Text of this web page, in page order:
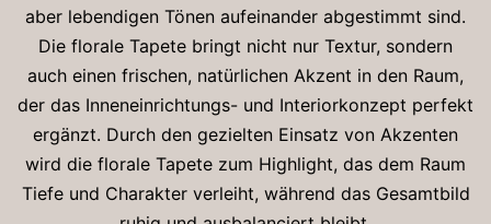
aber lebendigen Tönen aufeinander abgestimmt sind.
Die florale Tapete bringt nicht nur Textur, sondern
auch einen frischen, natürlichen Akzent in den Raum,
der das Inneneinrichtungs- und Interiorkonzept perfekt
ergänzt. Durch den gezielten Einsatz von Akzenten
wird die florale Tapete zum Highlight, das dem Raum
Tiefe und Charakter verleiht, während das Gesamtbild